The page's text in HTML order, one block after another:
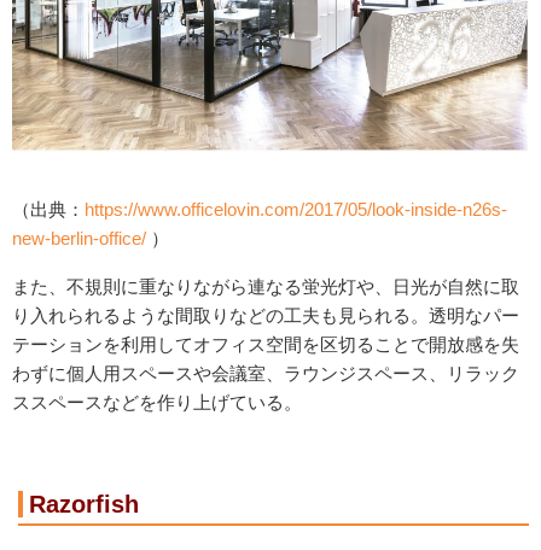
（出典： https://www.officelovin.com/2017/05/look-inside-n26s-
new-berlin-office/ ）
また、不規則に重なりながら連なる蛍光灯や、日光が自然に取
り入れられるような間取りなどの工夫も見られる。透明なパー
テーションを利用してオフィス空間を区切ることで開放感を失
わずに個人用スペースや会議室、ラウンジスペース、リラック
ススペースなどを作り上げている。
Razorfish